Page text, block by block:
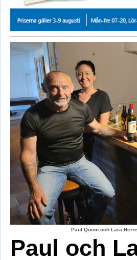
Paul Quinn och Lara
Paul och